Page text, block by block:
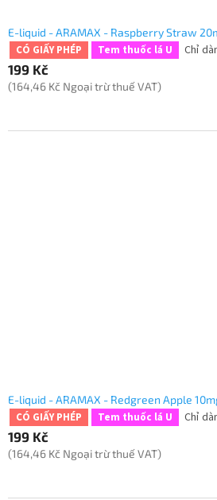
E-liquid - ARAMAX - Raspberry Straw
CÓ GIẤY PHÉP Tem thuốc lá U
Chỉ
199 Kč
(164,46 Kč Ngoại trừ thuế VAT)
E-liquid - ARAMAX - Redgreen Apple
CÓ GIẤY PHÉP Tem thuốc lá U
Chỉ
199 Kč
(164,46 Kč Ngoại trừ thuế VAT)